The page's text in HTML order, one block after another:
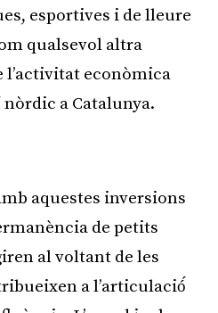
esportives i de lleure
qualsevol altra
l’activitat econòmica
nòrdic a Catalunya.
aquestes inversions
de petits
al voltant de les
a l’articulació́